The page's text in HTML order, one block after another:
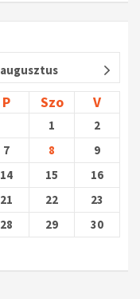
augusztus
P Szo V
1
2
7 8
9
14 15
16
21 22
23
28 29
30